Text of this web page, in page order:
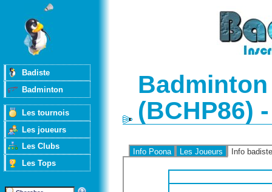
Badiste
Badminton
Les tournois
Les joueurs
Les Clubs
Les Tops
(BCHP86)
Info Poona Les Joueurs Info